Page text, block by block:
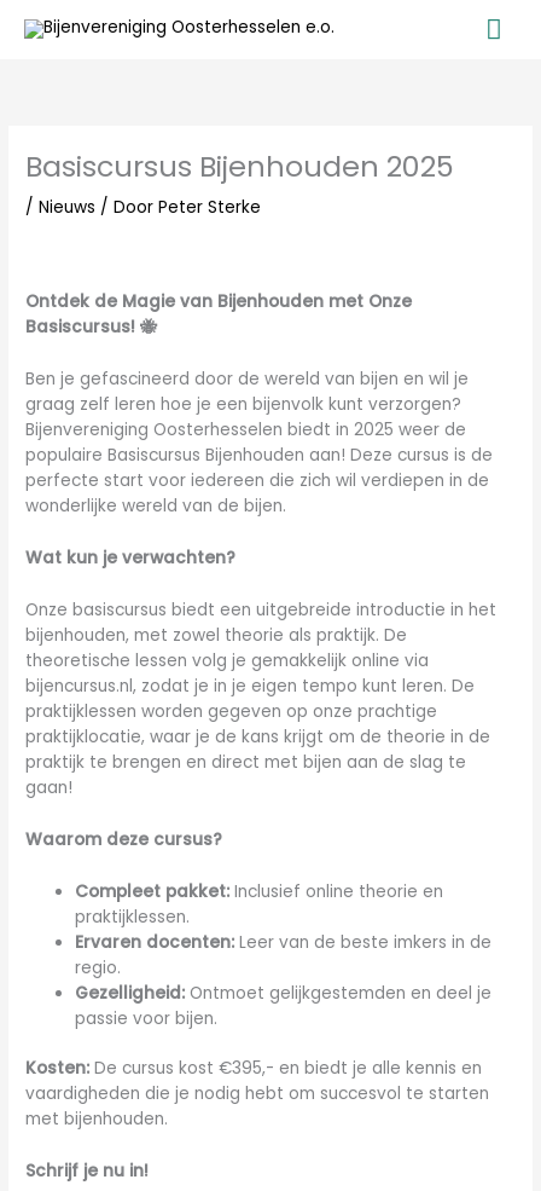
naar
Basiscursus Bijenhouden 2025
/Nieuws / DoorPeter Sterke
Ontdek de Magie van Bijenhouden met Onze
Basiscursus! 🐝
Ben je gefascineerd door de wereld van bijen en wil je
graag zelf leren hoe je een bijenvolk kunt verzorgen?
Bijenvereniging Oosterhesselen biedt in 2025 weer de
populaire Basiscursus Bijenhouden aan! Deze cursus is de
perfecte start voor iedereen die zich wil verdiepen in de
wonderlijke wereld van de bijen.
Wat kun je verwachten?
Onze basiscursus biedt een uitgebreide introductie in het
bijenhouden, met zowel theorie als praktijk. De
theoretische lessen volg je gemakkelijk online via
bijencursus.nl, zodat je in je eigen tempo kunt leren. De
praktijklessen worden gegeven op onze prachtige
praktijklocatie, waar je de kans krijgt om de theorie in de
praktijk te brengen en direct met bijen aan de slag te
gaan!
Waarom deze cursus?
Compleet pakket: Inclusief online theorie en
praktijklessen.
Ervaren docenten: Leer van de beste imkers in de
regio.
Gezelligheid: Ontmoet gelijkgestemden en deel je
passie voor bijen.
Kosten: De cursus kost €395,- en biedt je alle kennis en
vaardigheden die je nodig hebt om succesvol te starten
met bijenhouden.
Schrijf je nu in!